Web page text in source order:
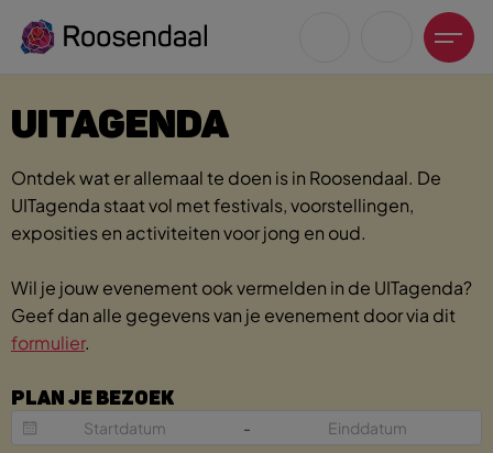
Zoeksuggesties
Wandelen
Fietsen
UITAGENDA
Ontdek wat er allemaal te doen is in Roosendaal. De
UITagenda staat vol met festivals, voorstellingen,
exposities en activiteiten voor jong en oud.
Wil je jouw evenement ook vermelden in de UITagenda?
Geef dan alle gegevens van je evenement door via dit
formulier.
PLAN JE BEZOEK
-